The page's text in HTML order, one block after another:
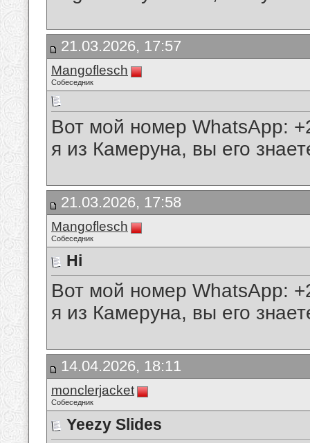
21.03.2026, 17:57
Mangoflesch
Собеседник
Вот мой номер WhatsApp:
я из Камеруна, вы его
21.03.2026, 17:58
Mangoflesch
Собеседник
Hi
Вот мой номер WhatsApp:
я из Камеруна, вы его
14.04.2026, 18:11
monclerjacket
Собеседник
Yeezy Slides